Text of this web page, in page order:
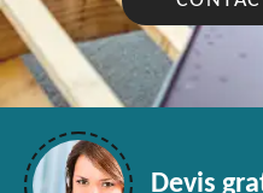
Devis